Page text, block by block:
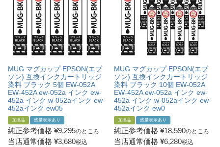
MUG マグカップ EPSON(エプ
ソン) 互換インクカートリッジ
染料 ブラック 5個 EW-052A
EW-452A ew-052a インク ew-
452a インク w-052aインク ew-
452aインク ew05
互換品 残量表示あり
純正参考価格 ¥9,295のところ
当店通常価格 ¥3,680税込
MUG マグカップ EPSON(エプ
ソン) 互換インクカートリッジ
染料 ブラック 10個 EW-052A
EW-452A ew-052a インク ew-
452a インク w-052aインク ew-
452aインク ew0
互換品 残量表示あり
純正参考価格 ¥18,590のところ
当店通常価格 ¥6,280税込